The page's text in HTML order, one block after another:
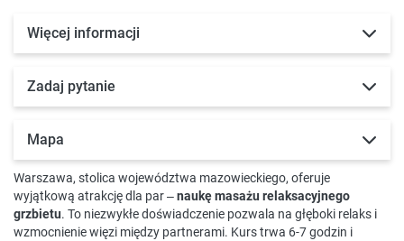
Więcej informacji
Zadaj pytanie
Mapa
Warszawa, stolica województwa mazowieckiego, oferuje
wyjątkową atrakcję dla par –naukę masażu relaksacyjnego
grzbietu. To niezwykłe doświadczenie pozwala na głęboki relaks i
wzmocnienie więzi między partnerami. Kurs trwa 6-7 godzin i